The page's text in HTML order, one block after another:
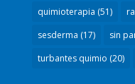
quimioterapia (51)
sesderma (17) sin
turbantes quimio (20)